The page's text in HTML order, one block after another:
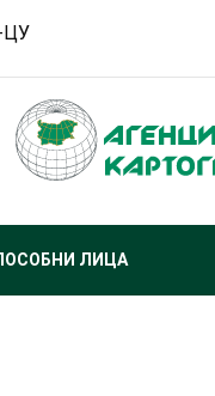
ЦУ
ЛИЦА